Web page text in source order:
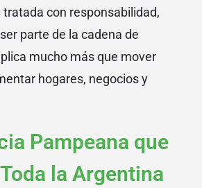
tratada con responsabilidad,
parte de la cadena de
mucho más que mover
hogares, negocios y
Pampeana que
la Argentina